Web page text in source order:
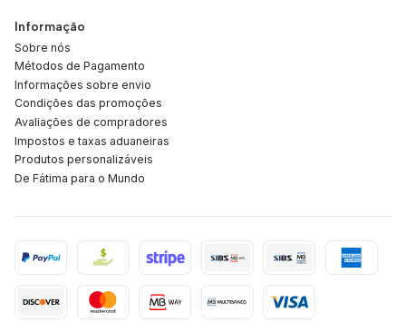
Informação
Sobre nós
Métodos de Pagamento
Informações sobre envio
Condições das promoções
Avaliações de compradores
Impostos e taxas aduaneiras
Produtos personalizáveis
De Fátima para o Mundo